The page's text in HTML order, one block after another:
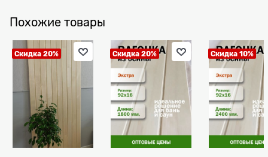
Похожие товары
Скидка 20% Скидка 20% Скидка 10%